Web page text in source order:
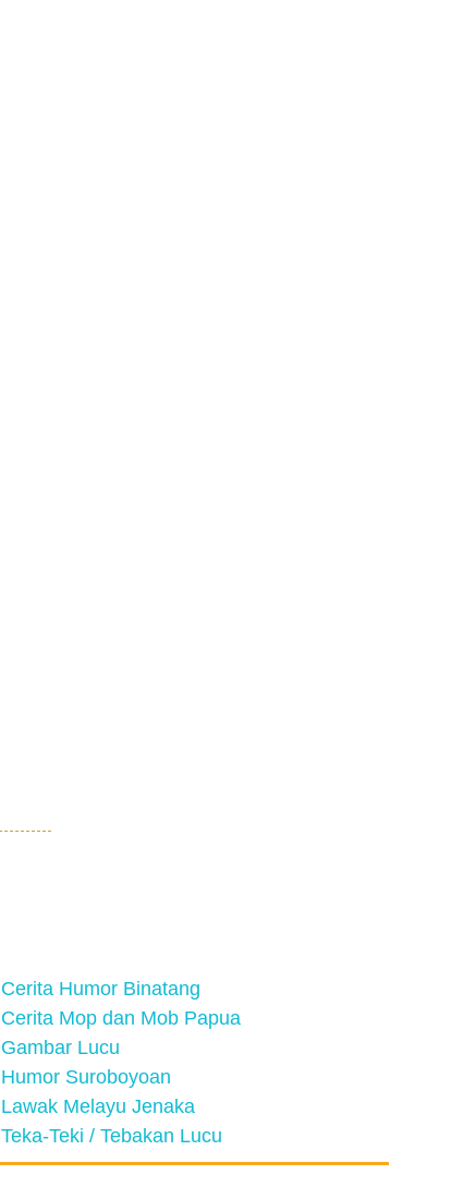
Cerita Humor Binatang
Cerita Mop dan Mob Papua
Gambar Lucu
Humor Suroboyoan
Lawak Melayu Jenaka
Teka-Teki / Tebakan Lucu